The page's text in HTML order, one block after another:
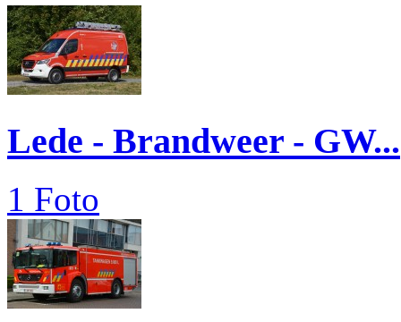
Lede - Brandweer - GW...
1 Foto